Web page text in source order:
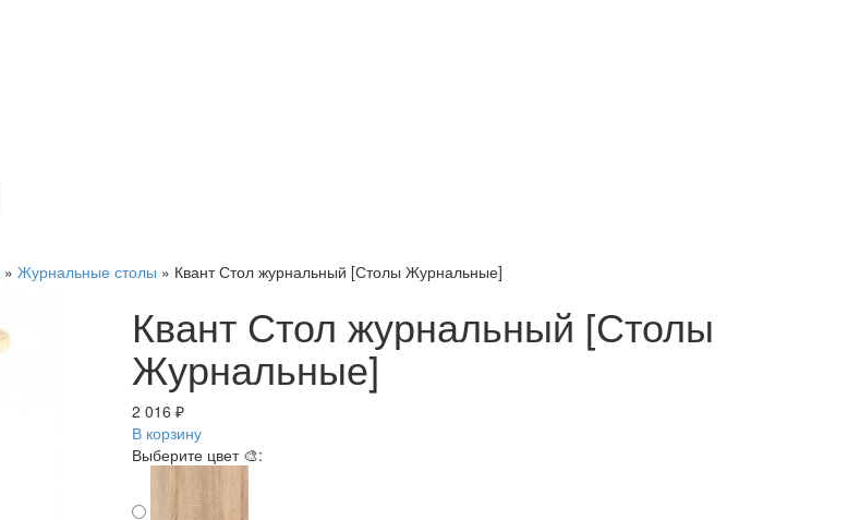
» Журнальные столы » Квант Стол журнальный [Столы Журнальные]
Квант Стол журнальный [Столы
Журнальные]
2 016 ₽
В корзину
Выберите цвет 🎨: